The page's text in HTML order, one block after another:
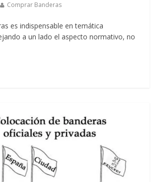
Comprar Banderas
es indispensable en temática
a un lado el aspecto normativo, no